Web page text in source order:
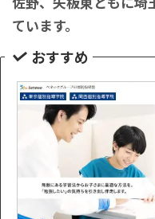
ています。
おすすめ